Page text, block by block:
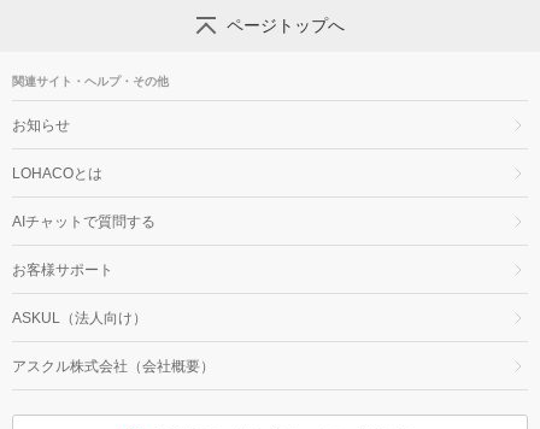
ページトップへ
関連サイト・ヘルプ・その他
お知らせ
LOHACOとは
AIチャットで質問する
お客様サポート
ASKUL（法人向け）
アスクル株式会社（会社概要）